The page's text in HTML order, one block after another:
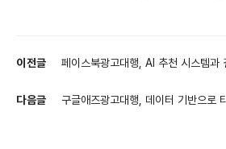
이전글 페이스북광고대행, AI 추천 시스템과
다음글 구글애즈광고대행, 데이터 기반으로